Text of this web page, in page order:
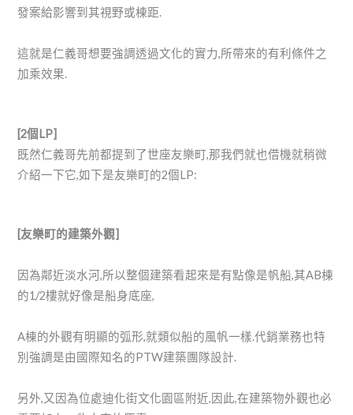
發案給影響到其視野或棟距.
這就是仁義哥想要強調透過文化的實力,所帶來的有利條件之
加乘效果.
[2個LP]
既然仁義哥先前都提到了世座友樂町,那我們就也借機就稍微
介紹一下它,如下是友樂町的2個LP:
[友樂町的建築外觀]
因為鄰近淡水河,所以整個建築看起來是有點像是帆船,其AB棟
的1/2樓就好像是船身底座,
A棟的外觀有明顯的弧形,就類似船的風帆一樣.代銷業務也特
別強調是由國際知名的PTW建築團隊設計.
另外,又因為位處迪化街文化園區附近,因此,在建築物外觀也必